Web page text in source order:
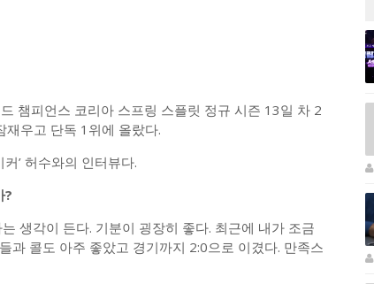
챔피언스 코리아 스프링 스플릿 정규 시즌 13일 차 2
재우고 단독 1위에 올랐다.
’ 허수와의 인터뷰다.
?
생각이 든다. 기분이 굉장히 좋다. 최근에 내가 조금
과 콜도 아주 좋았고 경기까지 2:0으로 이겼다. 만족스